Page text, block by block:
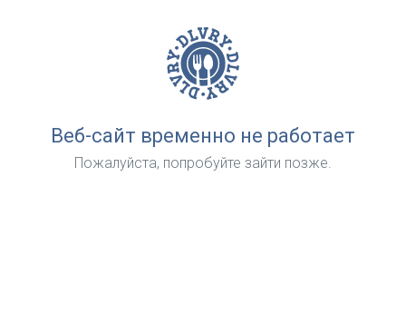
Веб-сайт временно не работает
Пожалуйста, попробуйте зайти позже.